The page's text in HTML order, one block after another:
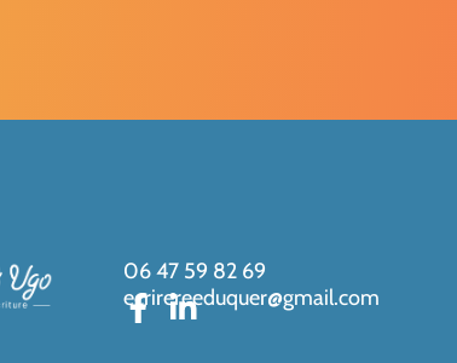
06 47 59 82 69
ecrirereeduquer@gmail.com